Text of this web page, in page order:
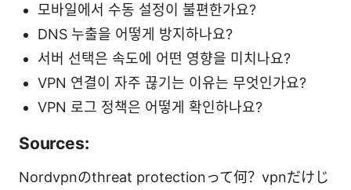
모바일에서 수동 설정이 불편한가요?
DNS 누출을 어떻게 방지하나요?
서버 선택은 속도에 어떤 영향을 미치나요?
VPN 연결이 자주 끊기는 이유는 무엇인가요?
VPN 로그 정책은 어떻게 확인하나요?
Sources:
Nordvpnのthreat protectionって何？vpnだけじ